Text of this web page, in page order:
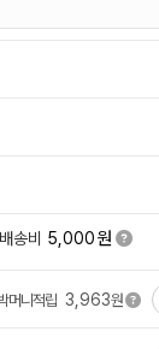
배송비 5,000원
머니적립 3,963원